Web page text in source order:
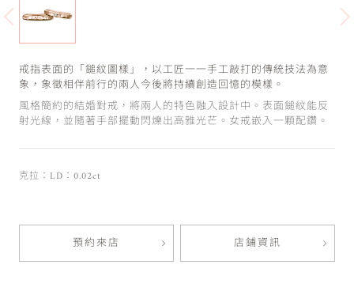
戒指表面的「鎚紋圖樣」，以工匠一一手工敲打的傳統技法為意
象，象徵相伴前行的兩人今後將持續創造回憶的模樣。
風格簡約的結婚對戒，將兩人的特色融入設計中。表面鎚紋能反
射光線，並隨著手部擺動閃爍出高雅光芒。女戒嵌入一顆配鑽。
克拉：LD：0.02ct
預約來店 店鋪資訊